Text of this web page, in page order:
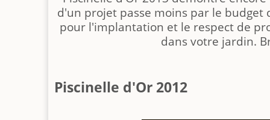
d'un projet passe moins par le budget
pour l'implantation et le respect de
dans votre jardin.
Piscinelle d'Or 2012